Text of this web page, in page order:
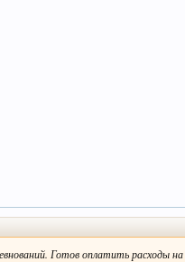
Готов оплатить расходы